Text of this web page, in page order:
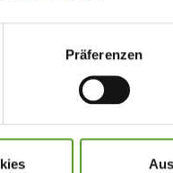
Präferenzen
Kamilla Storgaard
Digital Marketing
+45 9191
E-Mail: kamilla[at]dk-